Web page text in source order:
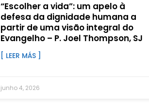
“Escolher a vida”: um apelo à
defesa da dignidade humana a
partir de uma visão integral do
Evangelho – P. Joel Thompson, SJ
[ LEER MÁS ]
junho 4, 2026